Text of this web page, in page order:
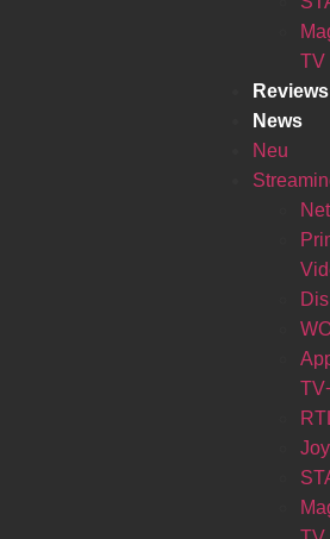
TV
Reviews
News
Neu